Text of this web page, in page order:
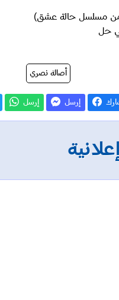
مسلسل حالة عشق)
أصالة نصري
إرسل إرسل